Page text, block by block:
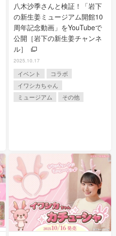
八木沙季さんと検証！「岩下
の新生姜ミュージアム開館10
周年記念動画」をYouTubeで
公開［岩下の新生姜チャンネ
ル］
2025.10.17
イベント
コラボ
イワシカちゃん
ミュージアム
その他